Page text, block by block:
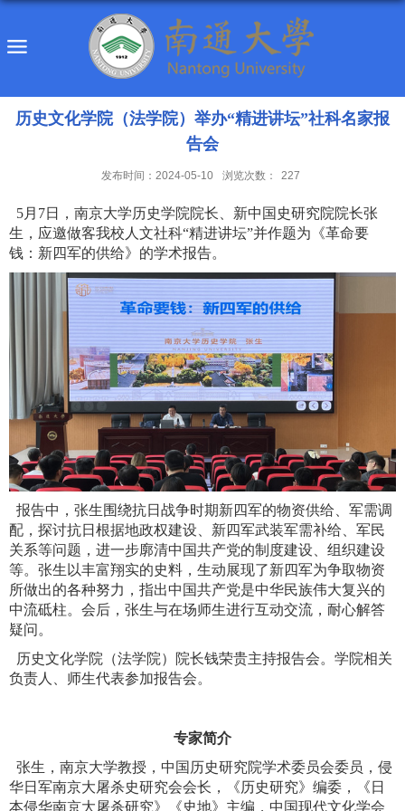
历史文化学院（法学院）举办“精进讲坛”社科名家报
告会
发布时间：2024-05-10 浏览次数： 227
5月7日，南京大学历史学院院长、新中国史研究院院长张
生，应邀做客我校人文社科“精进讲坛”并作题为《革命要
钱：新四军的供给》的学术报告。
报告中，张生围绕抗日战争时期新四军的物资供给、军需调
配，探讨抗日根据地政权建设、新四军武装军需补给、军民
关系等问题，进一步廓清中国共产党的制度建设、组织建设
等。张生以丰富翔实的史料，生动展现了新四军为争取物资
所做出的各种努力，指出中国共产党是中华民族伟大复兴的
中流砥柱。会后，张生与在场师生进行互动交流，耐心解答
疑问。
历史文化学院（法学院）院长钱荣贵主持报告会。学院相关
负责人、师生代表参加报告会。
专家简介
张生，南京大学教授，中国历史研究院学术委员会委员，侵
华日军南京大屠杀史研究会会长，《历史研究》编委，《日
本侵华南京大屠杀研究》《史地》主编，中国现代文化学会